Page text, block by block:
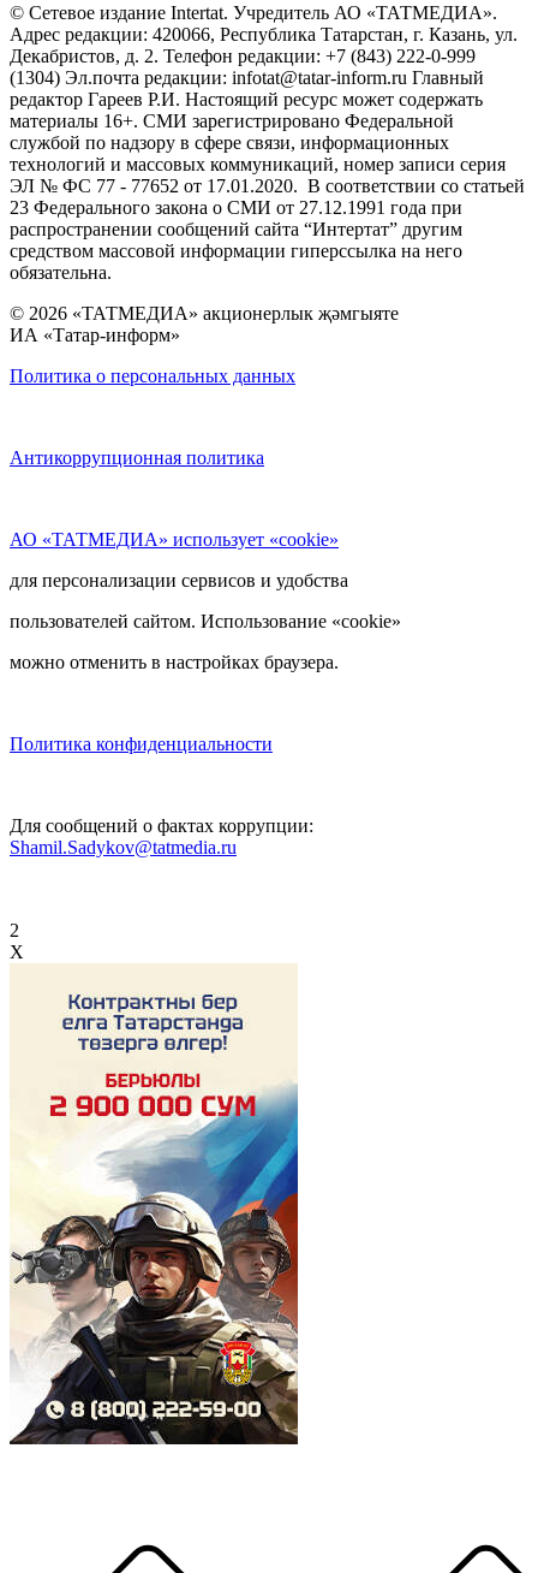
© Сетевое издание Intertat. Учредитель АО «ТАТМЕДИА».
Адрес редакции: 420066, Республика Татарстан, г. Казань, ул.
Декабристов, д. 2. Телефон редакции: +7 (843) 222-0-999
(1304) Эл.почта редакции: infotat@tatar-inform.ru Главный
редактор Гареев Р.И. Настоящий ресурс может содержать
материалы 16+. СМИ зарегистрировано Федеральной
службой по надзору в сфере связи, информационных
технологий и массовых коммуникаций, номер записи серия
ЭЛ № ФС 77 - 77652 от 17.01.2020. В соответствии со статьей
23 Федерального закона о СМИ от 27.12.1991 года при
распространении сообщений сайта “Интертат” другим
средством массовой информации гиперссылка на него
обязательна.
© 2026 «ТАТМЕДИА» акционерлык җәмгыяте
ИА «Татар-информ»
Политика о персональных данных
Антикоррупционная политика
АО «ТАТМЕДИА» использует «cookie»
для персонализации сервисов и удобства
пользователей сайтом. Использование «cookie»
можно отменить в настройках браузера.
Политика конфиденциальности
Для сообщений о фактах коррупции:
Shamil.Sadykov@tatmedia.ru
2
X